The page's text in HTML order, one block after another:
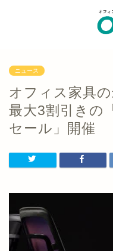
ニュース
オフィス家具
最大3割引きの
セール」開催